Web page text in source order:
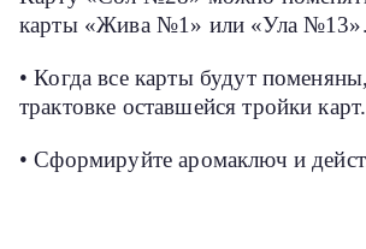
карты «Жива №1» или «Ула №13».
• Когда все карты будут
трактовке оставшейся тройки карт.
• Сформируйте аромаключ и